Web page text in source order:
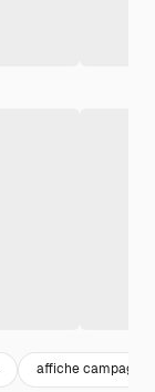
affiche campagne